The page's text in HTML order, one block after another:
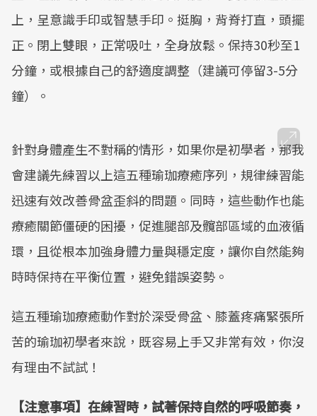
上，呈意識手印或智慧手印。挺胸，背脊打直，頭擺
正。閉上雙眼，正常吸吐，全身放鬆。保持30秒至1
分鐘，或根據自己的舒適度調整（建議可停留3-5分
鐘）。
針對身體產生不對稱的情形，如果你是初學者，那我
會建議先練習以上這五種瑜珈療癒序列，規律練習能
迅速有效改善骨盆歪斜的問題。同時，這些動作也能
療癒關節僵硬的困擾，促進腿部及髖部區域的血液循
環，且從根本加強身體力量與穩定度，讓你自然能夠
時時保持在平衡位置，避免錯誤姿勢。
這五種瑜珈療癒動作對於深受骨盆、膝蓋疼痛緊張所
苦的瑜珈初學者來說，既容易上手又非常有效，你沒
有理由不試試！
【注意事項】在練習時，試著保持自然的呼吸節奏，